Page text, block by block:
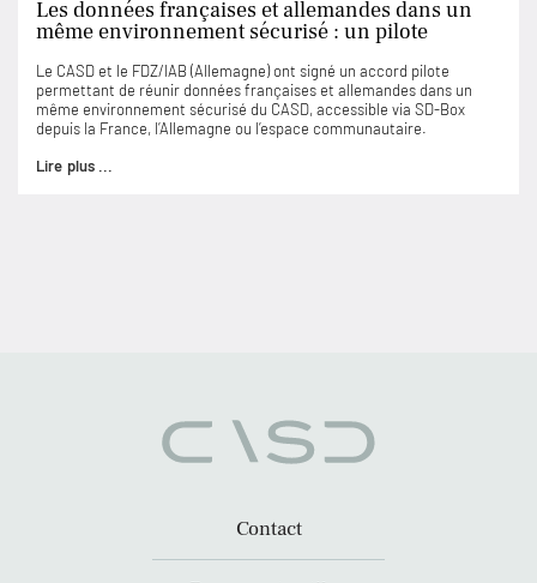
Les données françaises et allemandes dans un
même environnement sécurisé : un pilote
Le CASD et le FDZ/IAB (Allemagne) ont signé un accord pilote
permettant de réunir données françaises et allemandes dans un
même environnement sécurisé du CASD, accessible via SD-Box
depuis la France, l’Allemagne ou l’espace communautaire.
Lire plus ...
Contact